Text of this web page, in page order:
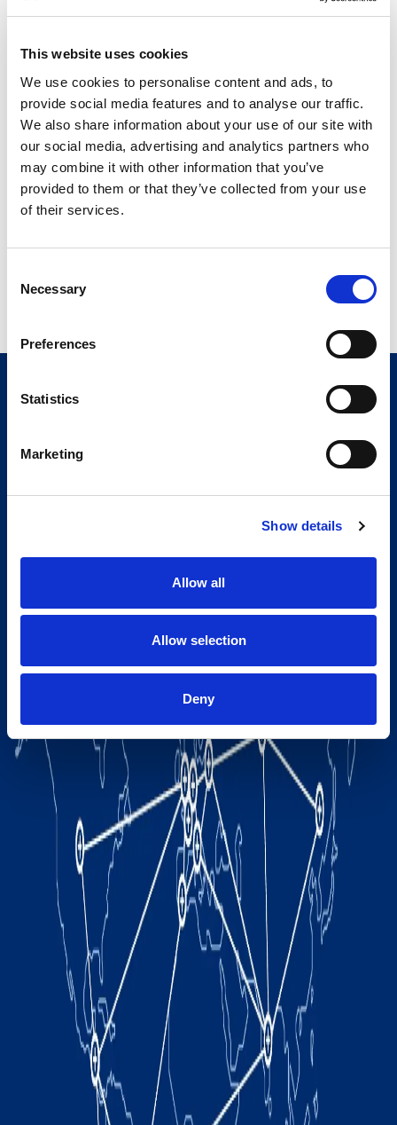
This website uses cookies
We use cookies to personalise content and ads, to
provide social media features and to analyse our traffic.
We also share information about your use of our site with
our social media, advertising and analytics partners who
may combine it with other information that you’ve
provided to them or that they’ve collected from your use
of their services.
Selection
Necessary
Preferences
Statistics
Marketing
Show details
Allow all
Allow selection
Deny
安装位置 Inside the RACK cabinet
机柜内部最小尺寸(宽度深
度x高度)
483 x 600 x 265.9 mm 19 x
23.62 x 10.47 in
空间占用机柜 6 Units
在同一个柜内同时安装的情